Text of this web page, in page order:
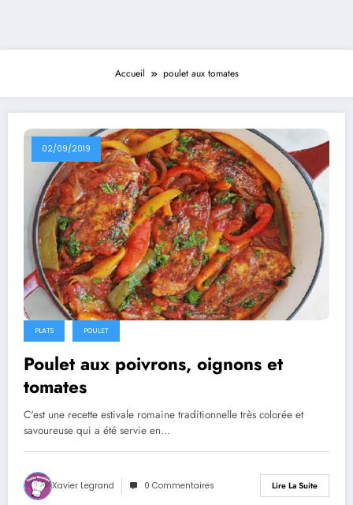
Accueil poulet aux tomates
02/09/2019
PLATS POULET
Poulet aux poivrons, oignons et
tomates
C'est une recette estivale romaine traditionnelle très colorée et
savoureuse qui a été servie en…
Xavier Legrand 0 Commentaires Lire La Suite